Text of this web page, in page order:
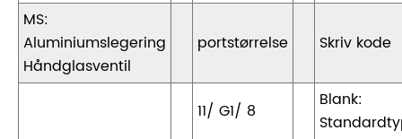
MS:
Aluminiumslegering
Håndglasventil
portstørrelse Skriv kode
11/ G1/ 8
Blank: